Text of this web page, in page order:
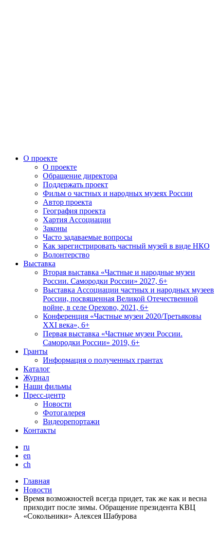
О проекте
О проекте
Обращение директора
Поддержать проект
Фильм о частных и народных музеях России
Автор проекта
География проекта
Хартия Ассоциации
Законы
Часто задаваемые вопросы
Как зарегистрировать частный музей в виде НКО
Волонтерство
Выставка
Вторая выставка «Частные и народные музеи
России. Самородки России» 2027, 6+
Выставка Ассоциации частных и народных музеев
России, посвященная Великой Отечественной
войне, в селе Орехово, 2021, 6+
Конференция «Частные музеи 2020/Третьяковы
XXI века», 6+
Первая выставка «Частные музеи России.
Самородки России» 2019, 6+
Гранты
Информация о полученных грантах
Каталог
Журнал
Наши фильмы
Пресс-центр
Новости
Фотогалерея
Видеорепортажи
Контакты
ru
en
ch
Главная
Новости
Время возможностей всегда придет, так же как и весна
приходит после зимы. Обращение президента КВЦ
«Сокольники» Алексея Шабурова